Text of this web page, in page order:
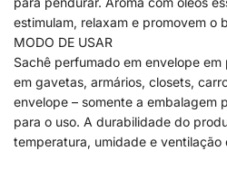
estimulam, relaxam e promovem o
MODO DE USAR
Sachê perfumado em envelope
em gavetas, armários, closets,
envelope – somente a embalagem
para o uso. A durabilidade do
temperatura, umidade e ventilação